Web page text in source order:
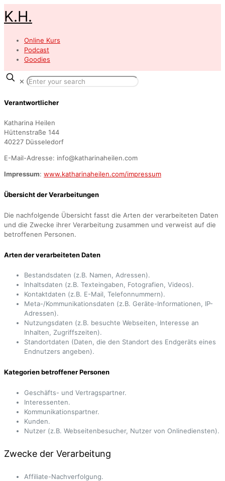
K.H.
Online Kurs
Podcast
Goodies
✕
Verantwortlicher
Katharina Heilen
Hüttenstraße 144
40227 Düsseledorf
E-Mail-Adresse: info@katharinaheilen.com
Impressum: www.katharinaheilen.com/impressum
Übersicht der Verarbeitungen
Die nachfolgende Übersicht fasst die Arten der verarbeiteten Daten
und die Zwecke ihrer Verarbeitung zusammen und verweist auf die
betroffenen Personen.
Arten der verarbeiteten Daten
Bestandsdaten (z.B. Namen, Adressen).
Inhaltsdaten (z.B. Texteingaben, Fotografien, Videos).
Kontaktdaten (z.B. E-Mail, Telefonnummern).
Meta-/Kommunikationsdaten (z.B. Geräte-Informationen, IP-
Adressen).
Nutzungsdaten (z.B. besuchte Webseiten, Interesse an
Inhalten, Zugriffszeiten).
Standortdaten (Daten, die den Standort des Endgeräts eines
Endnutzers angeben).
Kategorien betroffener Personen
Geschäfts- und Vertragspartner.
Interessenten.
Kommunikationspartner.
Kunden.
Nutzer (z.B. Webseitenbesucher, Nutzer von Onlinediensten).
Zwecke der Verarbeitung
Affiliate-Nachverfolgung.